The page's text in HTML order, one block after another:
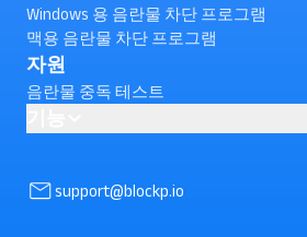
Windows 용 음란물 차단 프로그램
맥용 음란물 차단 프로그램
자원
음란물 중독 테스트
AI powered Porn Blocking
support@blockp.io